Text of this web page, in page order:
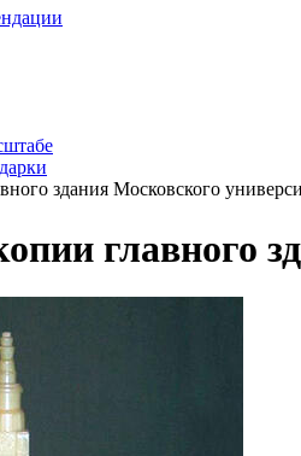
здания Московского
главного